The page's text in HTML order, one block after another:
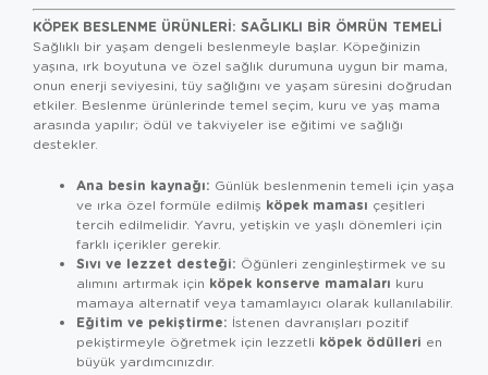
KÖPEK BESLENME ÜRÜNLERI: SAĞLIKLI BIR ÖMRÜN TEMELI
Sağlıklı bir yaşam dengeli beslenmeyle başlar. Köpeğinizin
yaşına, ırk boyutuna ve özel sağlık durumuna uygun bir mama,
onun enerji seviyesini, tüy sağlığını ve yaşam süresini doğrudan
etkiler. Beslenme ürünlerinde temel seçim, kuru ve yaş mama
arasında yapılır; ödül ve takviyeler ise eğitimi ve sağlığı
destekler.
Ana besin kaynağı: Günlük beslenmenin temeli için yaşa
ve ırka özel formüle edilmiş köpek maması çeşitleri
tercih edilmelidir. Yavru, yetişkin ve yaşlı dönemleri için
farklı içerikler gerekir.
Sıvı ve lezzet desteği: Öğünleri zenginleştirmek ve su
alımını artırmak için köpek konserve mamaları kuru
mamaya alternatif veya tamamlayıcı olarak kullanılabilir.
Eğitim ve pekiştirme: İstenen davranışları pozitif
pekiştirmeyle öğretmek için lezzetli köpek ödülleri en
büyük yardımcınızdır.